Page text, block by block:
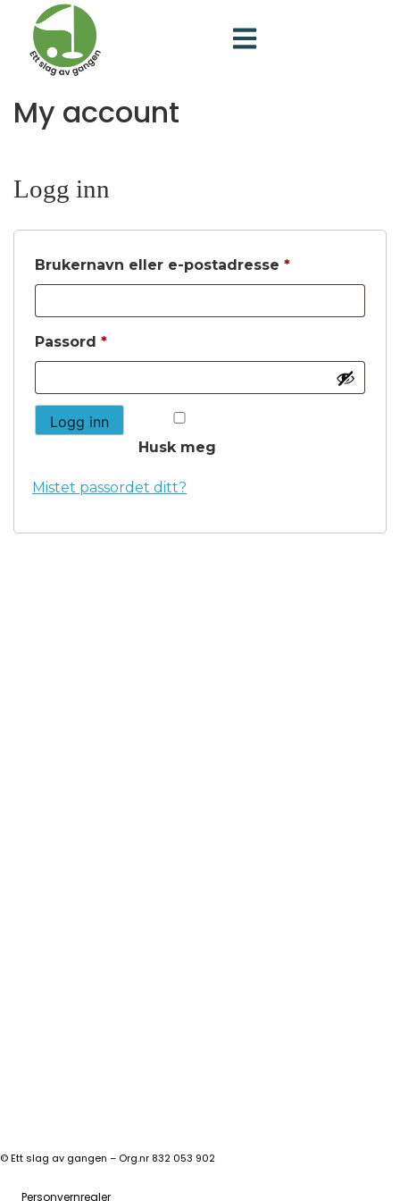
My account
Logg inn
Brukernavn eller e-postadresse *
Passord *
Husk meg
Logg inn
Mistet passordet ditt?
©Ett slag av gangen – Org.nr 832 053 902
Personvernregler